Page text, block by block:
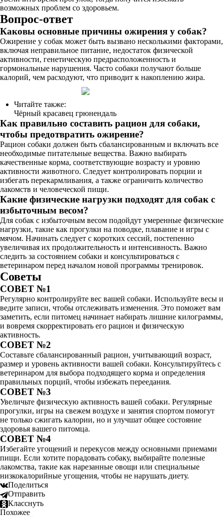
возможных проблем со здоровьем.
Вопрос-ответ
Каковы основные причины ожирения у собак?
Ожирение у собак может быть вызвано несколькими факторами,
включая неправильное питание, недостаток физической
активности, генетическую предрасположенность и
гормональные нарушения. Часто собаки получают больше
калорий, чем расходуют, что приводит к накоплению жира.
Читайте также:
Чёрный красавец грюнендаль
Как правильно составить рацион для собаки,
чтобы предотвратить ожирение?
Рацион собаки должен быть сбалансированным и включать все
необходимые питательные вещества. Важно выбирать
качественные корма, соответствующие возрасту и уровню
активности животного. Следует контролировать порции и
избегать перекармливания, а также ограничить количество
лакомств и человеческой пищи.
Какие физические нагрузки подходят для собак с
избыточным весом?
Для собак с избыточным весом подойдут умеренные физические
нагрузки, такие как прогулки на поводке, плавание и игры с
мячом. Начинать следует с коротких сессий, постепенно
увеличивая их продолжительность и интенсивность. Важно
следить за состоянием собаки и консультироваться с
ветеринаром перед началом новой программы тренировок.
Советы
СОВЕТ №1
Регулярно контролируйте вес вашей собаки. Используйте весы и
ведите записи, чтобы отслеживать изменения. Это поможет вам
заметить, если питомец начинает набирать лишние килограммы,
и вовремя скорректировать его рацион и физическую
активность.
СОВЕТ №2
Составьте сбалансированный рацион, учитывающий возраст,
размер и уровень активности вашей собаки. Консультируйтесь с
ветеринаром для выбора подходящего корма и определения
правильных порций, чтобы избежать переедания.
СОВЕТ №3
Увеличьте физическую активность вашей собаки. Регулярные
прогулки, игры на свежем воздухе и занятия спортом помогут
не только сжигать калории, но и улучшат общее состояние
здоровья вашего питомца.
СОВЕТ №4
Избегайте угощений и перекусов между основными приемами
пищи. Если хотите порадовать собаку, выбирайте полезные
лакомства, такие как нарезанные овощи или специальные
низкокалорийные угощения, чтобы не нарушать диету.
Поделиться
Отправить
Класснуть
Похожее